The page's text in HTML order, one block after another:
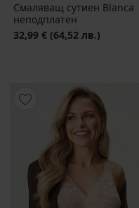
Смаляващ сутиен Blanca
неподплатен
32,99 € (64,52 лв.)